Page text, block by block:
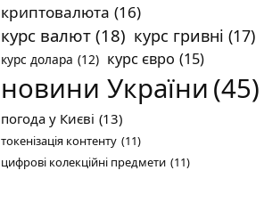
криптовалюта (16)
курс валют (18) курс гривні (17)
курс долара (12) курс євро (15)
новини України (45)
погода у Києві (13)
токенізація контенту (11)
цифрові колекційні предмети (11)